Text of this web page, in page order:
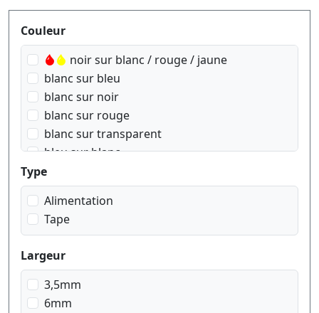
Produktfilter
Couleur
noir sur blanc / rouge / jaune
blanc sur bleu
blanc sur noir
blanc sur rouge
blanc sur transparent
bleu sur blanc
bleu sur transparent
doré sur Rose
doré sur blanc
doré sur bleu navy
doré sur rouge wein
noir sur argent mat
noir sur blanc
Type
Alimentation
Tape
Largeur
3,5mm
6mm